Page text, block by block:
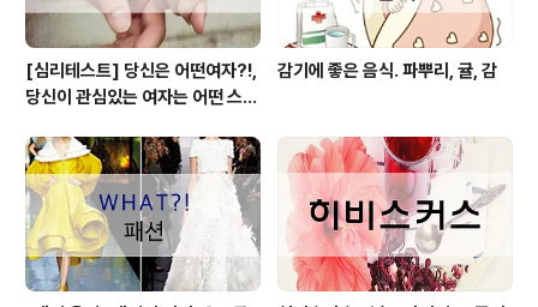
[심리테스트] 당신은 어떤여자?!,
당신이 관심있는 여자는 어떤 스타
감기에 좋은 음식. 파뿌리, 귤, 감